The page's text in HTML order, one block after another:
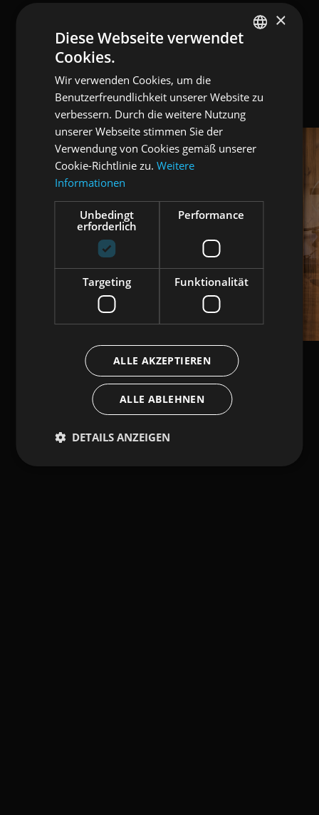
×
Diese Webseite verwendet
Cookies.
Wir verwenden Cookies, um die
Benutzerfreundlichkeit unserer Website zu
verbessern. Durch die weitere Nutzung
unserer Webseite stimmen Sie der
Verwendung von Cookies gemäß unserer
Cookie-Richtlinie zu. Weitere
Informationen
Unbedingt
erforderlich
Performance
Targeting Funktionalität
ALLE AKZEPTIEREN
ALLE ABLEHNEN
DETAILS ANZEIGEN